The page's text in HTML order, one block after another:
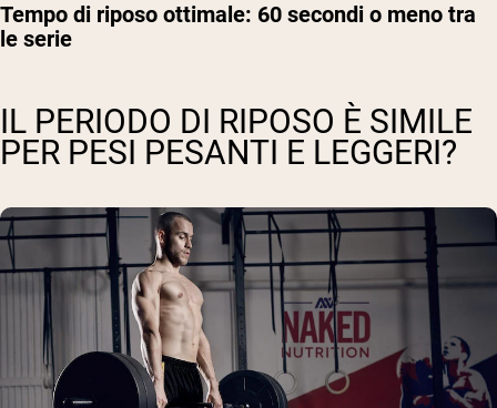
Tempo di riposo ottimale: 60 secondi o meno tra
le serie
IL PERIODO DI RIPOSO È SIMILE
PER PESI PESANTI E LEGGERI?